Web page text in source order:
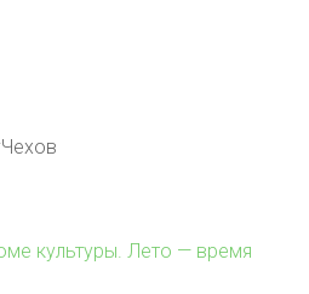
культуры. Лето — время